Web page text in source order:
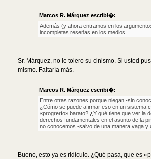
Marcos R. Márquez escribi�:
Además (y ahora entramos en los
incompletas reseñas en los medios.
Sr. Márquez, no le tolero su cinismo. Si usted
mismo. Faltaría más.
Marcos R. Márquez escribi�:
Entre otras razones porque niegan -sin
¿Cómo se puede afirmar eso en un sistema
«progrerío» barato? ¿Y qué tiene que ver la
derechos fundamentales en el asunto de la
no conocemos -salvo de una manera vaga
Bueno, esto ya es ridículo. ¿Qué pasa, que es